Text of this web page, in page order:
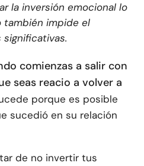
la inversión emocional lo
también impide el
comienzas a salir con
seas reacio a volver a
porque es posible
sucedió en su relación
de no invertir tus